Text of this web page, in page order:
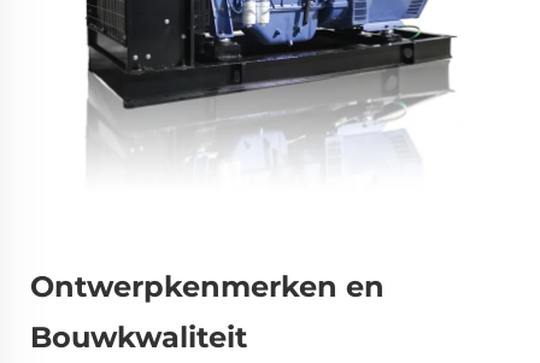
Ontwerpkenmerken en
Bouwkwaliteit